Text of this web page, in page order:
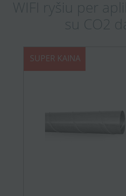
WIFI ryšiu per
su CO2
SUPER KAINA